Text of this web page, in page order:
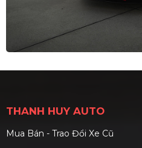
THANH HUY AUTO
Mua Bán - Trao Đổi Xe Cũ